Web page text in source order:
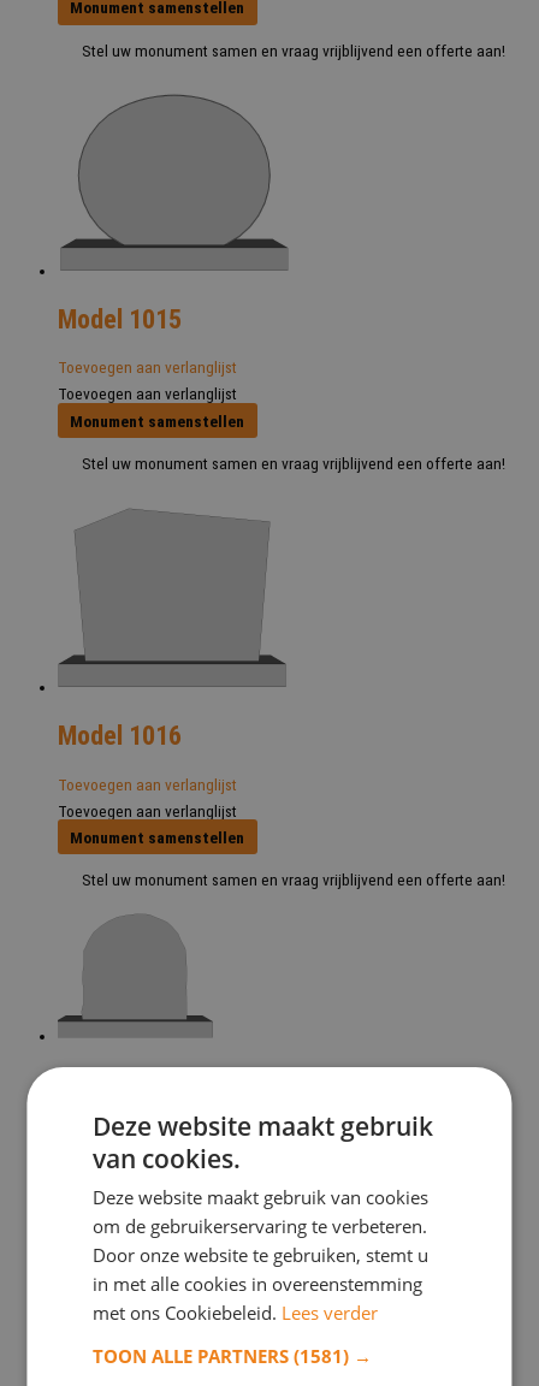
Monument samenstellen
Stel uw monument samen en vraag vrijblijvend een offerte aan!
Model 1015
Toevoegen aan verlanglijst
Toevoegen aan verlanglijst
Monument samenstellen
Stel uw monument samen en vraag vrijblijvend een offerte aan!
Model 1016
Toevoegen aan verlanglijst
Toevoegen aan verlanglijst
Monument samenstellen
Stel uw monument samen en vraag vrijblijvend een offerte aan!
Toevoegen aan verlanglijst
Toevoegen aan verlanglijst
Monument samenstellen
Stel uw monument samen en vraag vrijblijvend een offerte aan!
Deze website maakt gebruik
van cookies.
Deze website maakt gebruik van cookies
om de gebruikerservaring te verbeteren.
Door onze website te gebruiken, stemt u
in met alle cookies in overeenstemming
met ons Cookiebeleid. Lees verder
TOON ALLE PARTNERS(1581) →